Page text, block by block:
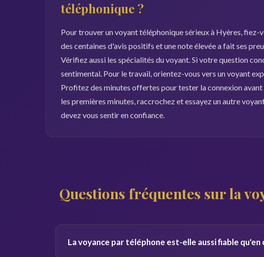
téléphonique ?
Pour trouver un voyant téléphonique sérieux à Hyères,
des centaines d'avis positifs et une note élevée a fait ses
Vérifiez aussi les spécialités du voyant. Si votre question
sentimental. Pour le travail, orientez-vous vers un voyant
Profitez des minutes offertes pour tester la connexion avant
les premières minutes, raccrochez et essayez un autre
devez vous sentir en confiance.
Questions fréquentes sur la
La voyance par téléphone est-elle aussi fiable qu'en